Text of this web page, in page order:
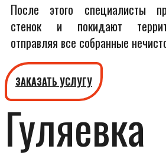
После этого специалисты
стенок и покидают
отправляя все собранные
ЗАКАЗАТЬ УСЛУГУ
Гуляевка